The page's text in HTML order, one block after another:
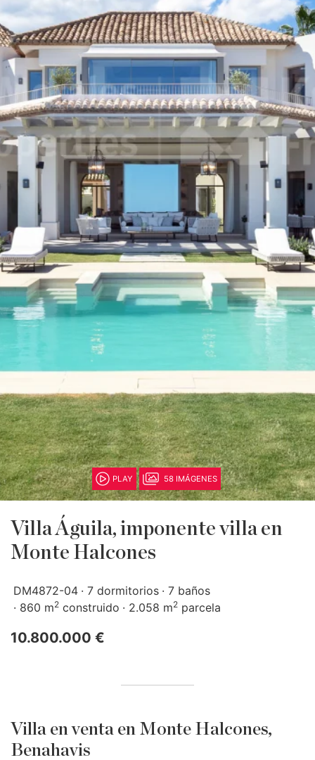
PLAY 58 IMÁGENES
Villa Águila, imponente villa en
Monte Halcones
DM4872-04 7 dormitorios
7 baños
860 m2 construido 2.058 m2 parcela
10.800.000 €
Villa en venta en Monte Halcones,
Benahavis